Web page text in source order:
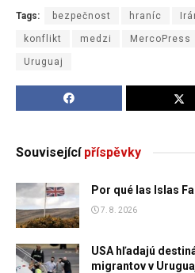
Tags: bezpečnost hraníc
konflikt medzi MercoPress
Uruguaj
Souvisejícípříspěvky
Por qué las Islas
7. 8. 2026
USA hľadajú
migrantov v